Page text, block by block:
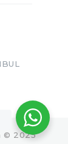
© 2025